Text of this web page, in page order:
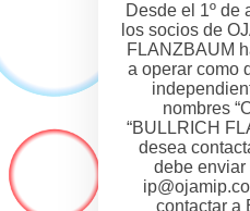
Desde el 1º de
los socios de
FLANZBAUM
a operar como
nombres
“BULLRICH
desea
debe enviar
contactar a